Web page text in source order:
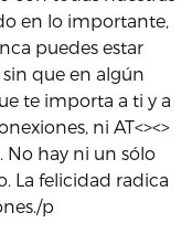
en lo importante,
puedes estar
que en algún
te importa a ti y a
ni AT<><>
No hay ni un sólo
La felicidad radica
p